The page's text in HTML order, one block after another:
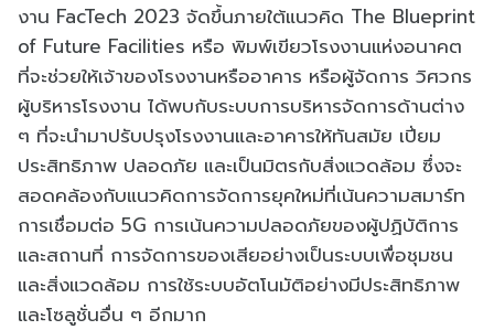
งาน FacTech 2023 จัดขึ้นภายใต้แนวคิด The Blueprint
of Future Facilities หรือ พิมพ์เขียวโรงงานแห่งอนาคต
ที่จะช่วยให้เจ้าของโรงงานหรืออาคาร หรือผู้จัดการ วิศวกร
ผู้บริหารโรงงาน ได้พบกับระบบการบริหารจัดการด้านต่าง
ๆ ที่จะนำมาปรับปรุงโรงงานและอาคารให้ทันสมัย เปี่ยม
ประสิทธิภาพ ปลอดภัย และเป็นมิตรกับสิ่งแวดล้อม ซึ่งจะ
สอดคล้องกับแนวคิดการจัดการยุคใหม่ที่เน้นความสมาร์ท
การเชื่อมต่อ 5G การเน้นความปลอดภัยของผู้ปฏิบัติการ
และสถานที่ การจัดการของเสียอย่างเป็นระบบเพื่อชุมชน
และสิ่งแวดล้อม การใช้ระบบอัตโนมัติอย่างมีประสิทธิภาพ
และโซลูชั่นอื่น ๆ อีกมาก